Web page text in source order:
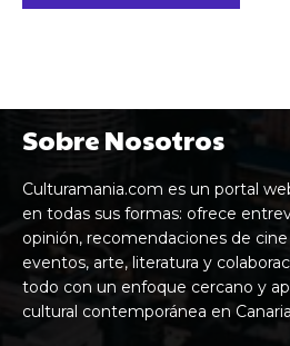
Sobre Nosotros
Culturamania.com es un portal
en todas sus formas: ofrece
opinión, recomendaciones de
eventos, arte, literatura y
todo con un enfoque cercano y
cultural contemporánea en